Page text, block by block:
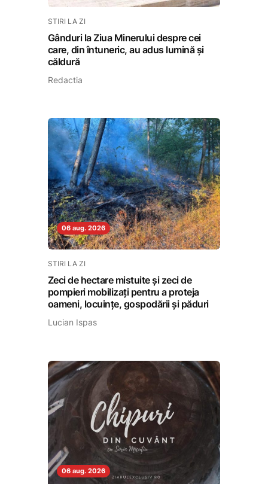
STIRI LA ZI
Gânduri la Ziua Minerului despre cei
care, din întuneric, au adus lumină și
căldură
Redactia
06 aug. 2026
STIRI LA ZI
Zeci de hectare mistuite și zeci de
pompieri mobilizați pentru a proteja
oameni, locuințe, gospodării și păduri
Lucian Ispas
06 aug. 2026